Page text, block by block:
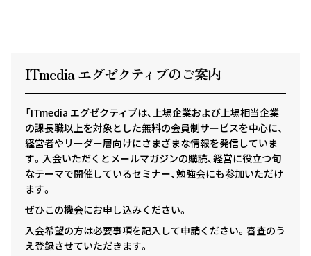
ITmedia エグゼクティ ブのご案内
「ITmedia エグゼクティブは、上場企業および上場相当企業
の課長職以上を対象とした無料の会員制サービスを中心に、
経営者やリーダー層向けにさまざまな情報を発信していま
す。入会いただくとメールマガジンの購読、経営に役立つ旬
なテーマで開催しているセミナー、勉強会にも参加いただけ
ます。
ぜひこの機会にお申し込みください。
入会希望の方は必要事項を記入して申請ください。審査のう
え登録させていただきます。